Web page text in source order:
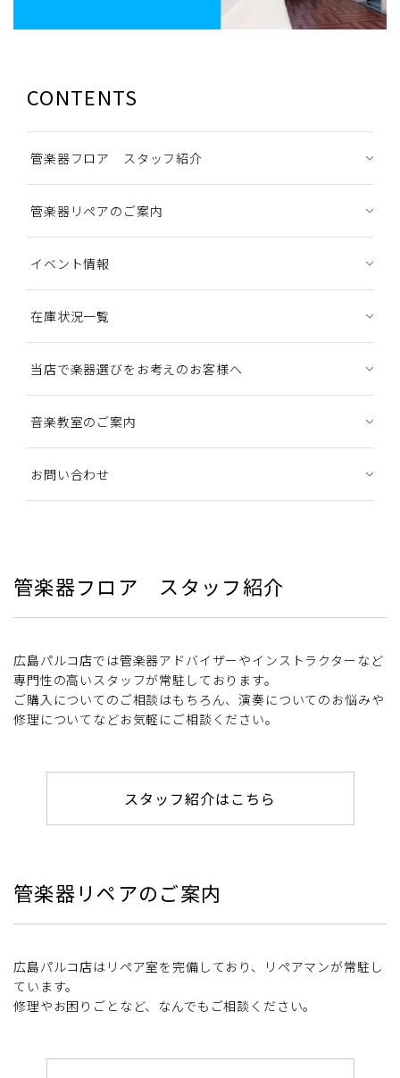
CONTENTS
管楽器フロア スタッフ紹介
管楽器リペアのご案内
イベント情報
在庫状況一覧
当店で楽器選びをお考えのお客様へ
音楽教室のご案内
お問い合わせ
管楽器フロア スタッフ紹介
広島パルコ店では管楽器アドバイザーやインストラクターなど
専門性の高いスタッフが常駐しております。
ご購入についてのご相談はもちろん、演奏についてのお悩みや
修理についてなどお気軽にご相談ください。
スタッフ紹介はこちら
管楽器リペアのご案内
広島パルコ店はリペア室を完備しており、リペアマンが常駐し
ています。
修理やお困りごとなど、なんでもご相談ください。